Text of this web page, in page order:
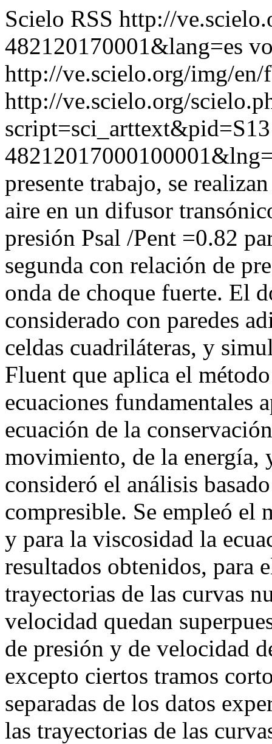
Scielo RSS http://
482120170001&lang=es
http://ve.scielo.org/img/
http://ve.scielo.org/
presente trabajo, se
aire en un difusor
presión Psal /Pent =0.82
segunda con relación de
onda de choque fuerte. El
considerado con paredes
celdas cuadriláteras, y
Fluent que aplica el
ecuaciones fundamentales
ecuación de la
movimiento, de la energía,
consideró el análisis
compresible. Se empleó el
y para la viscosidad la
resultados obtenidos, para
trayectorias de las curvas
velocidad quedan
de presión y de velocidad
excepto ciertos tramos
separadas de los datos
las trayectorias de las